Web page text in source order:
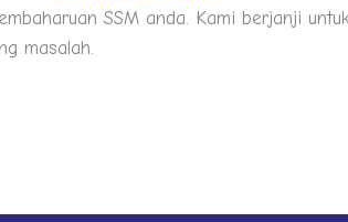
SSM anda. Kami berjanji
masalah.